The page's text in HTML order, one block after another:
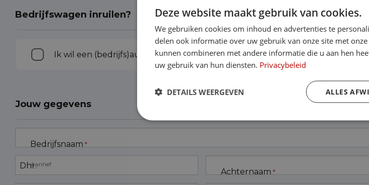
Bedrijfswagen inruilen?
Ik wil een (bedrijfs)auto inruilen
Jouw gegevens
Bedrijfsnaam *
Aanhef
Achternaam *
Deze website maakt gebruik van cookies.
We gebruiken cookies om inhoud en advertenties te
delen ook informatie over uw gebruik van onze site met
kunnen combineren met andere informatie die u aan hen
uw gebruik van hun diensten. Privacybeleid
ALLES
DETAILS WEERGEVEN